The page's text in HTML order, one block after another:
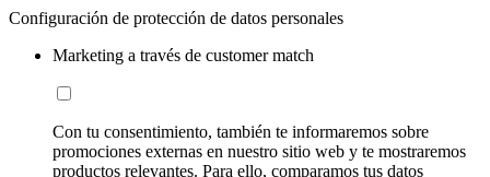
Configuración de protección de datos personales
Marketing a través de customer match
Con tu consentimiento, también te informaremos sobre
promociones externas en nuestro sitio web y te mostraremos
productos relevantes. Para ello, comparamos tus datos